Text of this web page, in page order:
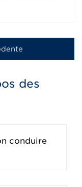
des
conduire